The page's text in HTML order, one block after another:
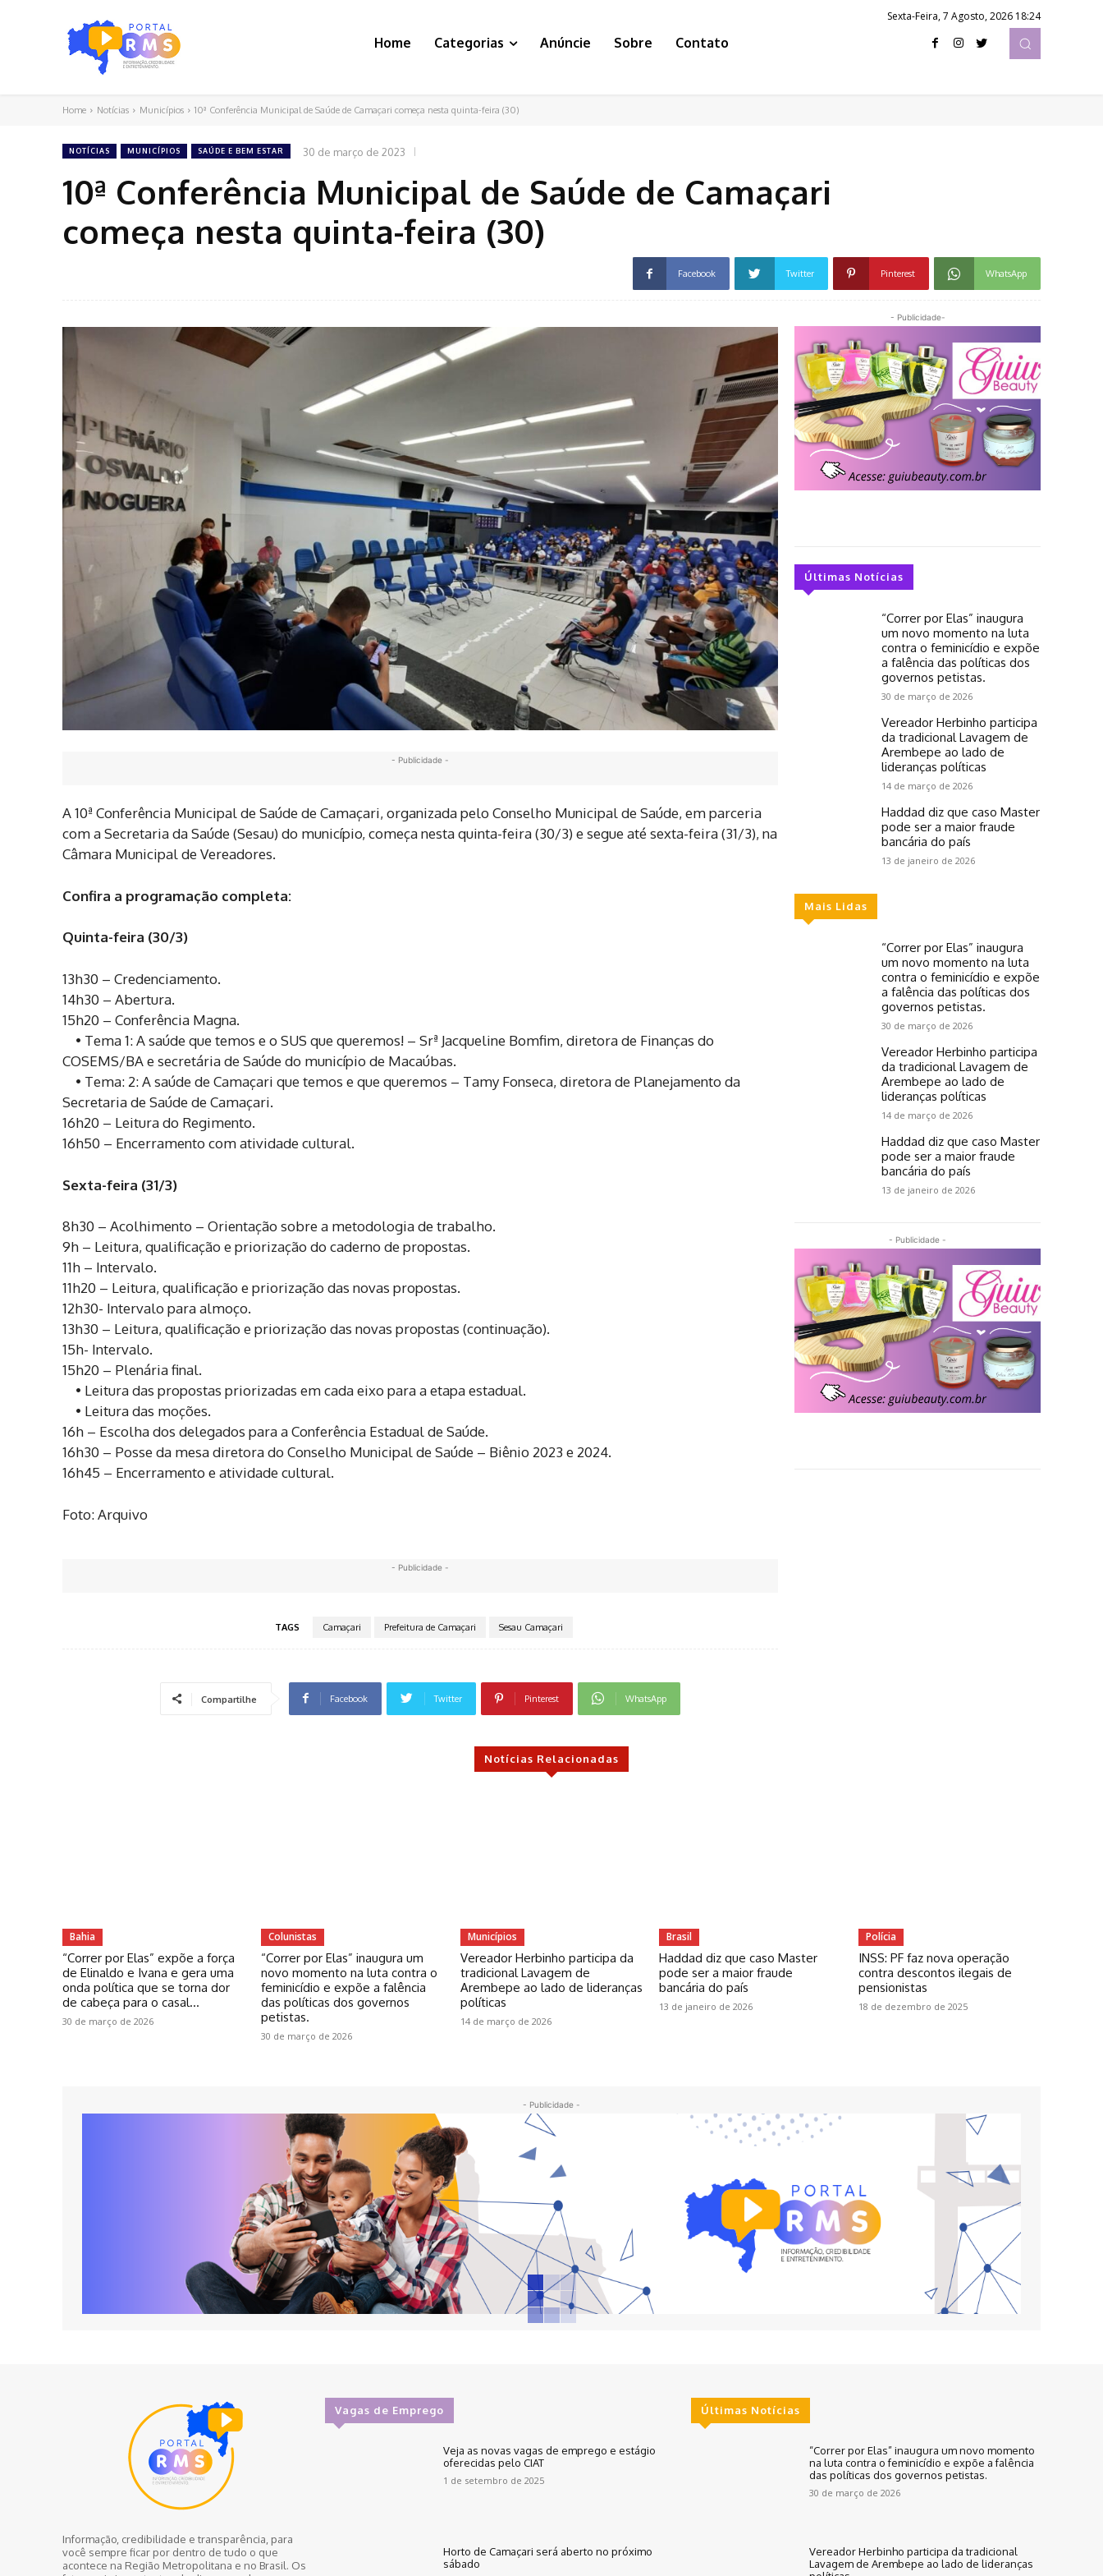
Home Categorias Anúncie Sobre Contato
Sexta-Feira, 7 Agosto, 2026 18:24
Home Notícias Municípios 10ª Conferência Municipal de Saúde de Camaçari começa nesta quinta-feira (30)
NOTÍCIAS MUNICÍPIOS SAÚDE E BEM ESTAR 30 de março de 2023
10ª Conferência Municipal de Saúde de Camaçari
começa nesta quinta-feira (30)
Facebook Twitter Pinterest WhatsApp
- Publicidade -
A 10ª Conferência Municipal de Saúde de Camaçari, organizada pelo Conselho Municipal de Saúde, em parceria
com a Secretaria da Saúde (Sesau) do município, começa nesta quinta-feira (30/3) e segue até sexta-feira (31/3), na
Câmara Municipal de Vereadores.
Confira a programação completa:
Quinta-feira (30/3)
13h30 – Credenciamento.
14h30 – Abertura.
15h20 – Conferência Magna.
• Tema 1: A saúde que temos e o SUS que queremos! – Srª Jacqueline Bomfim, diretora de Finanças do
COSEMS/BA e secretária de Saúde do município de Macaúbas.
• Tema: 2: A saúde de Camaçari que temos e que queremos – Tamy Fonseca, diretora de Planejamento da
Secretaria de Saúde de Camaçari.
16h20 – Leitura do Regimento.
16h50 – Encerramento com atividade cultural.
Sexta-feira (31/3)
8h30 – Acolhimento – Orientação sobre a metodologia de trabalho.
9h – Leitura, qualificação e priorização do caderno de propostas.
11h – Intervalo.
11h20 – Leitura, qualificação e priorização das novas propostas.
12h30- Intervalo para almoço.
13h30 – Leitura, qualificação e priorização das novas propostas (continuação).
15h- Intervalo.
15h20 – Plenária final.
• Leitura das propostas priorizadas em cada eixo para a etapa estadual.
• Leitura das moções.
16h – Escolha dos delegados para a Conferência Estadual de Saúde.
16h30 – Posse da mesa diretora do Conselho Municipal de Saúde – Biênio 2023 e 2024.
16h45 – Encerramento e atividade cultural.
Foto: Arquivo
- Publicidade -
TAGS Camaçari Prefeitura de Camaçari Sesau Camaçari
Compartilhe Facebook Twitter Pinterest WhatsApp
- Publicidade-
Últimas Notícias
“Correr por Elas” inaugura
um novo momento na luta
contra o feminicídio e expõe
a falência das políticas dos
governos petistas.
30 de março de 2026
Vereador Herbinho participa
da tradicional Lavagem de
Arembepe ao lado de
lideranças políticas
14 de março de 2026
Haddad diz que caso Master
pode ser a maior fraude
bancária do país
13 de janeiro de 2026
Mais Lidas
“Correr por Elas” inaugura
um novo momento na luta
contra o feminicídio e expõe
a falência das políticas dos
governos petistas.
30 de março de 2026
Vereador Herbinho participa
da tradicional Lavagem de
Arembepe ao lado de
lideranças políticas
14 de março de 2026
Haddad diz que caso Master
pode ser a maior fraude
bancária do país
13 de janeiro de 2026
- Publicidade -
Notícias Relacionadas
Bahia
“Correr por Elas” expõe a força
de Elinaldo e Ivana e gera uma
onda política que se torna dor
de cabeça para o casal...
30 de março de 2026
Colunistas
“Correr por Elas” inaugura um
novo momento na luta contra o
feminicídio e expõe a falência
das políticas dos governos
petistas.
30 de março de 2026
Municípios
Vereador Herbinho participa da
tradicional Lavagem de
Arembepe ao lado de lideranças
políticas
14 de março de 2026
Brasil
Haddad diz que caso Master
pode ser a maior fraude
bancária do país
13 de janeiro de 2026
Polícia
INSS: PF faz nova operação
contra descontos ilegais de
pensionistas
18 de dezembro de 2025
- Publicidade -
Informação, credibilidade e transparência, para
você sempre ficar por dentro de tudo o que
acontece na Região Metropolitana e no Brasil. Os
Vagas de Emprego
Veja as novas vagas de emprego e estágio
oferecidas pelo CIAT
1 de setembro de 2025
Horto de Camaçari será aberto no próximo
sábado
Últimas Notícias
“Correr por Elas” inaugura um novo momento
na luta contra o feminicídio e expõe a falência
das políticas dos governos petistas.
30 de março de 2026
Vereador Herbinho participa da tradicional
Lavagem de Arembepe ao lado de lideranças